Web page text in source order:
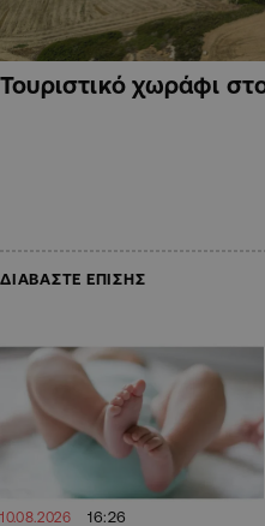
Τουριστικό χωράφι
ΔΙΑΒΑΣΤΕ ΕΠΙΣΗΣ
10.08.2026 16:26